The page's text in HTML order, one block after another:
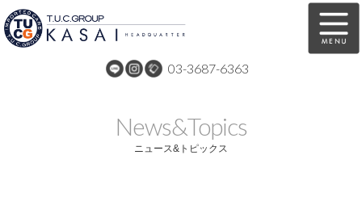
03-3687-6363
News&Topics
ニュース&トピックス